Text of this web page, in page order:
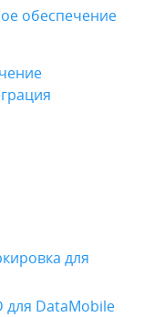
обеспечение
для
для DataMobile